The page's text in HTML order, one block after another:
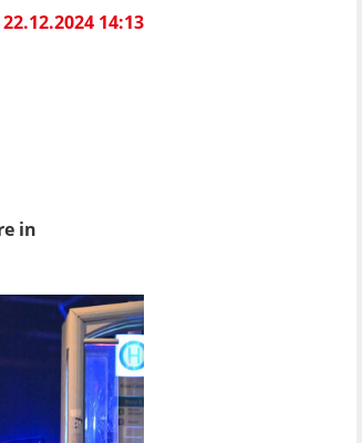
22.12.2024 14:13
in